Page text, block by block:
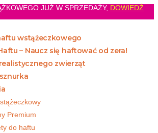
JUŻ W SPRZEDAŻY, DOWIEDŹ
wstążeczkowego
– Naucz się haftować od zera!
zwierząt
Premium
do haftu